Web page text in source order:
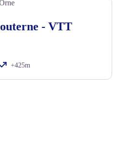
LE FLOC'H - CRT Normandie
- VTT
+425m